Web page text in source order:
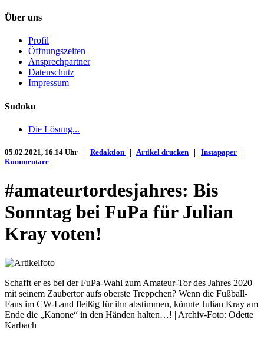
Über uns
Profil
Öffnungszeiten
Ansprechpartner
Datenschutz
Impressum
Sudoku
Die Lösung...
05.02.2021, 16.14 Uhr | Redaktion | Artikel drucken | Instapaper |
Kommentare
#amateurtordesjahres: Bis
Sonntag bei FuPa für Julian
Kray voten!
Schafft er es bei der FuPa-Wahl zum Amateur-Tor des Jahres 2020
mit seinem Zaubertor aufs oberste Treppchen? Wenn die Fußball-
Fans im CW-Land fleißig für ihn abstimmen, könnte Julian Kray am
Ende die „Kanone“ in den Händen halten…! | Archiv-Foto: Odette
Karbach